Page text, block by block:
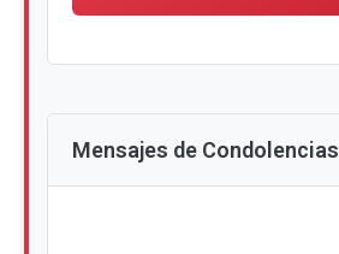
Mensajes de Condolencias